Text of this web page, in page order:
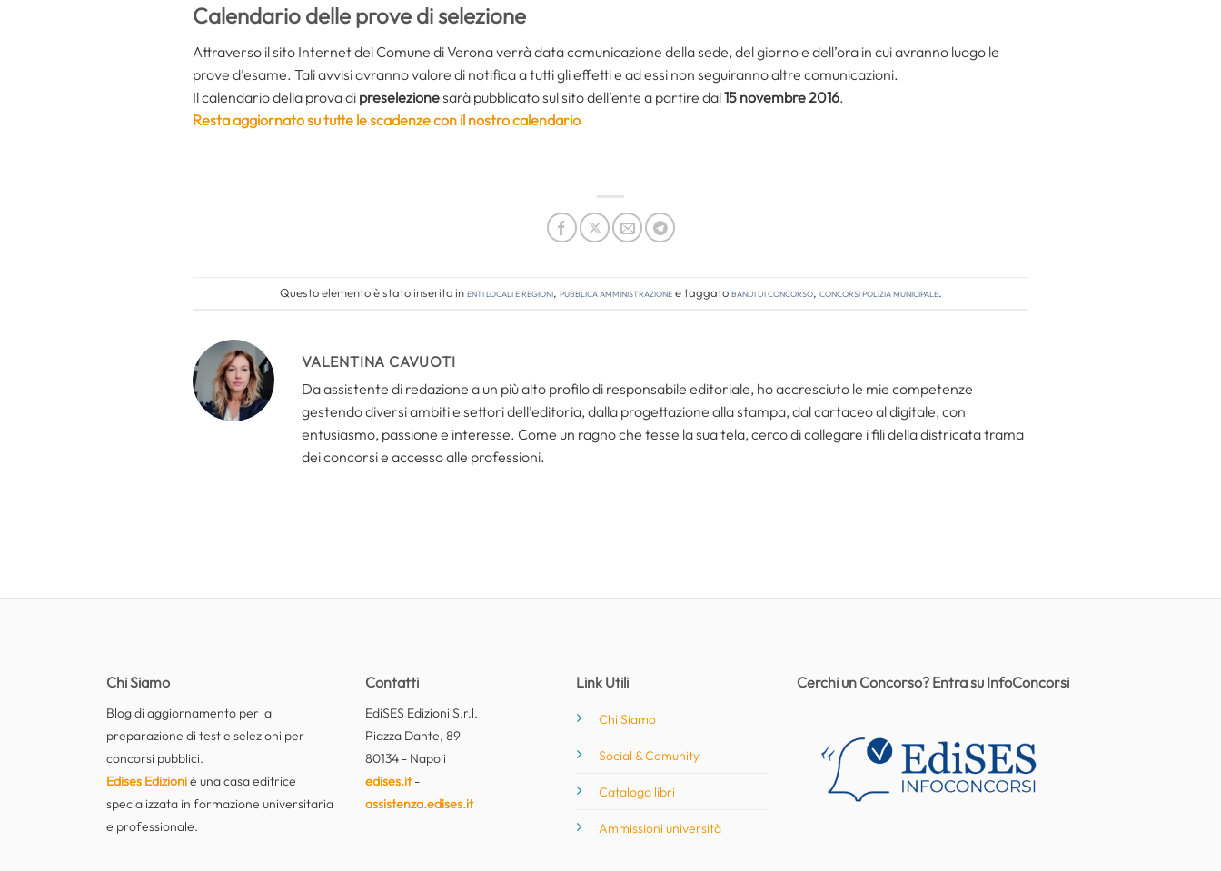
Calendario delle prove di selezione
Attraverso il sito Internet del Comune di Verona verrà data comunicazione della sede, del giorno e dell’ora in cui avranno luogo le
prove d’esame. Tali avvisi avranno valore di notifica a tutti gli effetti e ad essi non seguiranno altre comunicazioni.
Il calendario della prova di preselezionesarà pubblicato sul sito dell’ente a partire dal15 novembre 2016.
Resta aggiornato su tutte le scadenze con il nostro calendario
Questo elemento è stato inserito inEnti locali e regioni, Pubblica amministrazionee taggatobandi di concorso, concorsi polizia municipale.
VALENTINA CAVUOTI
Da assistente di redazione a un più alto profilo di responsabile editoriale, ho accresciuto le mie competenze
gestendo diversi ambiti e settori dell’editoria, dalla progettazione alla stampa, dal cartaceo al digitale, con
entusiasmo, passione e interesse. Come un ragno che tesse la sua tela, cerco di collegare i fili della districata trama
dei concorsi e accesso alle professioni.
Chi Siamo
Blog di aggiornamento per la
preparazione di test e selezioni per
concorsi pubblici.
Edises Edizioniè una casa editrice
specializzata in formazione universitaria
e professionale.
Contatti
EdiSES Edizioni S.r.l.
Piazza Dante, 89
80134 - Napoli
edises.it-
assistenza.edises.it
Link Utili
Chi Siamo
Social & Comunity
Catalogo libri
Ammissioni università
Cerchi un Concorso? Entra su InfoConcorsi